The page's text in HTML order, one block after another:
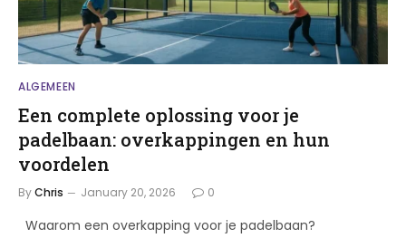
ALGEMEEN
Een complete oplossing voor je
padelbaan: overkappingen en hun
voordelen
ByChris January 20, 2026 0
Waarom een overkapping voor je padelbaan?